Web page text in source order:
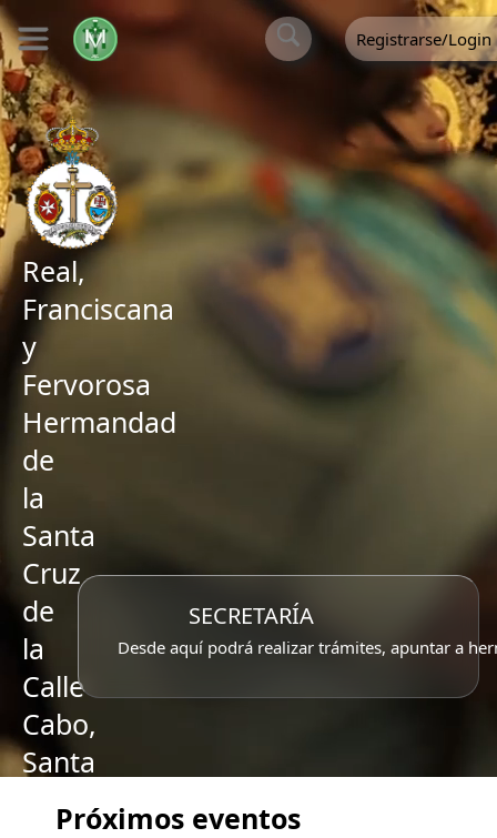
Registrarse/Login
Real,
Franciscana
y
Fervorosa
Hermandad
de
la
Santa
Cruz
de
la
Calle
Cabo,
Santa
Caridad
SECRETARÍA
Desde aquí podrá realizar trámites, apuntar a
Próximos eventos